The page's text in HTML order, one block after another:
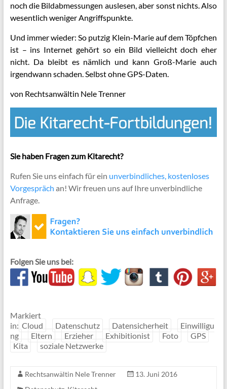
noch die Bildabmessungen auslesen, aber sonst nichts. Also
wesentlich weniger Angriffspunkte.
Und immer wieder: So putzig Klein-Marie auf dem Töpfchen
ist – ins Internet gehört so ein Bild vielleicht doch eher
nicht. Da bleibt es nämlich und kann Groß-Marie auch
irgendwann schaden. Selbst ohne GPS-Daten.
von Rechtsanwältin Nele Trenner
Sie haben Fragen zum Kitarecht?
Rufen Sie uns einfach für ein unverbindliches, kostenloses
Vorgespräch an! Wir freuen uns auf Ihre unverbindliche
Anfrage.
Folgen Sie uns bei:
Markiert
in: Cloud Datenschutz Datensicherheit
Einwilligu
ng
Eltern Erzieher Exhibitionist Foto
GPS
Kita
soziale Netzwerke
Rechtsanwältin Nele Trenner
13. Juni 2016